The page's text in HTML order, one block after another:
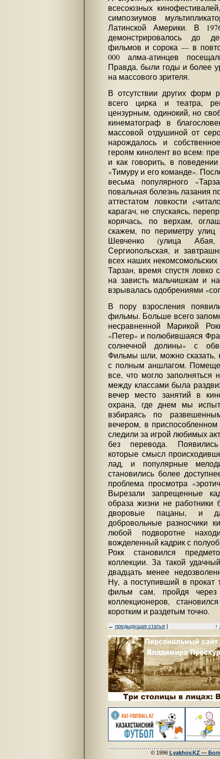
всесоюзных
симпозиумов
Латинской Америки. В
демонстрировалось до
фильмов и сорока — в
000 алма-атинцев
Правда, были годы и более
на массового зрителя.
В отсутствии других форм
всего цирка и театра,
цензурным, одинокий, но
кинематограф в
массовой отдушиной от
нарождалось и
героям кинолент во всем:
и как говорить, в
«Тимуру и его команде».
весьма популярного
повальная болезнь лазания
аттестатом ловкости
карагач, не спускаясь,
корячась, по верхам,
скажем, по периметру
Шевченко (улица
Сергиопольская, и
всех наших
Тарзан, время спустя ловко
на зависть мальчишкам и
взрывалась одобрениями
В пору взросления
фильмы. Больше всего
несравненной Марикой
«Петер» и полюбившаяся
солнечной долины» с
Фильмы шли, можно сказать,
с полным аншлагом.
все, что могло
между классами была
вечер место занятий в
охрана, где днем мы
взбираясь по
вечером, в
следили за игрой любимых
без перевода.
которые смысл
лад, и популярные
становились более
проблема просмотра
Вырезали запрещенные
образа жизни не работники
дворовые пацаны, и
добровольные разносчики
любой подворотне
вожделенный кадрик с
Рокк становился
коллекции. За такой
двадцать менее
Ну, а поступивший в прокат
фильм сам, пройдя
коллекционеров,
коротким и раздетым точно.
← предыдущая статья | ↑
© 1996 Lyakhov.KZ —